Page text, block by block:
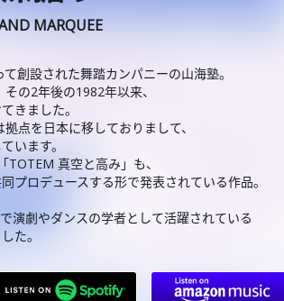
MARQUEE
創設された舞踏カンパニーの山海塾。
の2年後の1982年以来、
きました。
点を日本に移しておりまして、
います。
真空と高み」も、
プロデュースする形で発表されている作品。
演劇やダンスの学者として活躍されている
た。